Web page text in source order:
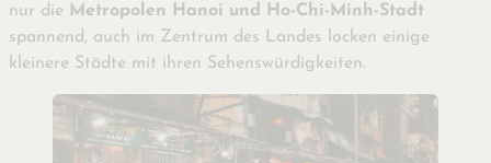
nur die Metropolen Hanoi und Ho-Chi-Minh-Stadt
spannend, auch im Zentrum des Landes locken einige
kleinere Städte mit ihren Sehenswürdigkeiten.